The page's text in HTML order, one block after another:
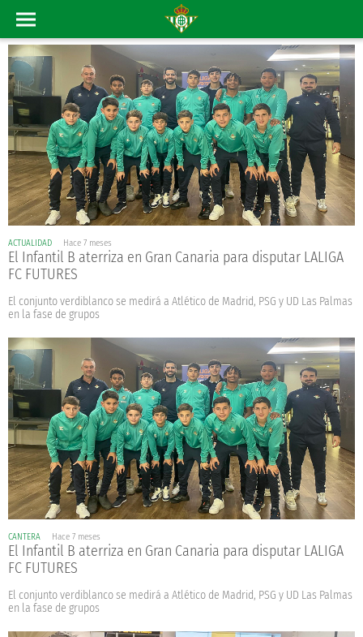
ACTUALIDAD Hace 7 meses
El Infantil B aterriza en Gran Canaria para disputar LALIGA
FC FUTURES
El conjunto verdiblanco se medirá a Atlético de Madrid, PSG y UD Las Palmas
en la fase de grupos
CANTERA Hace 7 meses
El Infantil B aterriza en Gran Canaria para disputar LALIGA
FC FUTURES
El conjunto verdiblanco se medirá a Atlético de Madrid, PSG y UD Las Palmas
en la fase de grupos